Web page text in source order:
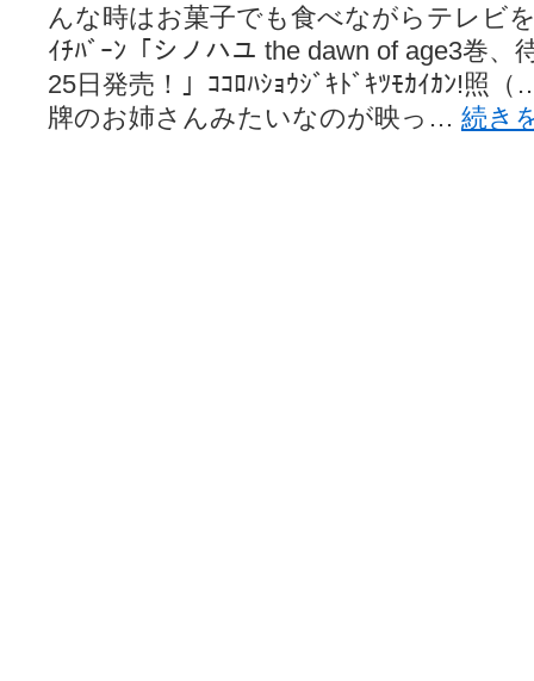
んな時はお菓子でも食べながらテレビを
ｲﾁﾊﾞｰﾝ「シノハユ the dawn of age3巻
25日発売！」ｺｺﾛﾊｼｮｳｼﾞｷﾄﾞｷﾂﾓｶｲｶﾝ!照
牌のお姉さんみたいなのが映っ… 続き